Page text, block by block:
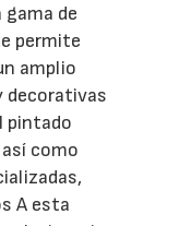
de
permite
amplio
decorativas
pintado
como
A esta